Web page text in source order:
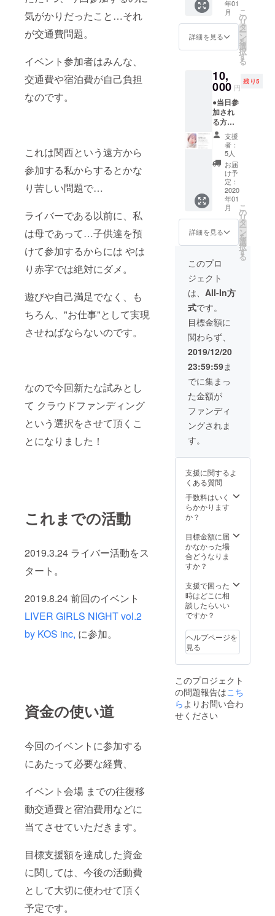
気がかりだったこと…それ
が交通費問題。
イベント参加者はみんな、
交通費や宿泊費が自己負担
なのです。
これは関西という遠方から
参加する私からするとかな
り苦しい問題で…
ライバーである以前に、私
は母であって…子供達を預
けて参加するからには やは
り赤字では絶対にダメ。
遊びや自己満足でなく、も
ちろん、"お仕事"として実現
させねばならないのです。
なので今回新たな試みとし
て クラウドファンディング
という選択をさせて頂くこ
とになりました！
これまでの活動
2019.3.24 ライバー活動をス
タート。
2019.8.24 前回のイベント
LIVER GIRLS NIGHT vol.2
by KOS inc, に参加。
資金の使い道
今回のイベントに参加する
にあたって必要な経費、
イベント会場 までの往復移
動交通費と宿泊費用などに
当てさせていただきます。
目標支援額を達成した資金
に関しては、今後の活動費
として大切に使わせて頂く
予定です。
しゃる
かもし
れない
ので 念
力をお
願いし
ていま
す) 郵送
をお選
び頂け
た方へ
は 1つ1
つ心を
込めて
発送さ
せて頂
きま
す。 ご
希望の
方はそ
の旨を
力くだ
（リ
ターン
の発送
は翌月
2020年
1月とな
りま
す。）
画質版
(販売価
格
¥3,200)
のフォ
トブッ
制作)に
直筆の
メッ
セージ
とサイ
ンを添
えて イ
ベント
当日に
お渡し
させて
頂きま
す。 (当
日お見
えにな
れな
かった
しゃる
かもし
れない
ので 念
の為 発
送先住
所の入
力をお
願いし
ていま
す) 郵送
をお選
び頂け
た方へ
は 1つ1
つ心を
込めて
発送さ
す。 ご
希望の
方はそ
の旨を
備考欄
にご入
（リ
ターン
の発送
1月とな
りま
す。）
年01
月
詳細を見る
こ
の
リ
タ
ー
ン
を
選
択
す
る
10,
000 円
残り5
●当日参
加され
る方の
み！(手
渡し)●
お礼の
メッ
セージ
と共
に、 高
画質版
(販売価
格
¥3,200)
のフォ
トブッ
ク(自費
制作)に
直筆の
メッ
セージ
とサイ
ンを添
えて イ
ベント
当日に
お渡し
させて
頂きま
す。 こ
ちらの
支援額
の方の
み、
に泣く
れられ
なかっ
た オフ
ショッ
トブロ
(限定非
売品)を
添えて
お渡し
す。 (当
日お見
えにな
れな
方が い
らっ
しゃる
かもし
ので 念
の為 発
送先住
所の入
力をお
支援
者：
5人
お届
け予
定：
2020
年01
月
詳細を見る
こ
の
リ
タ
ー
ン
を
選
択
す
る
このプロ
ジェクト
は、 All-In方
式です。
目標金額に
関わらず、
2019/12/20
23:59:59ま
でに集まっ
た金額が
ファンディ
ングされま
す。
支援に関するよ
くある質問
手数料はいく
らかかります
か？
目標金額に届
かなかった場
合どうなりま
すか？
支援で困った
時はどこに相
談したらいい
ですか？
ヘルプページを
見る
このプロジェクト
の問題報告はこち
ら よりお問い合わ
せください